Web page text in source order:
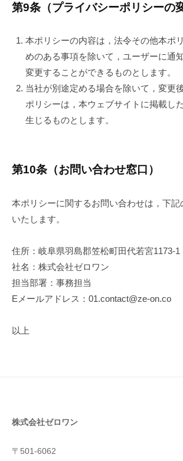
第9条（プライバシーポリシーの
本ポリシーの内容は，法令その他本ポ
めのある事項を除いて，ユーザーに通
変更することができるものとします。
当社が別途定める場合を除いて，変更
ポリシーは，本ウェブサイトに掲載し
生じるものとします。
第10条（お問い合わせ窓口）
本ポリシーに関するお問い合わせは，下記
いたします。
住所：岐阜県羽島郡笠松町田代若宮1173-1
社名：株式会社ゼロワン
担当部署：事務担当
Eメールアドレス：01.contact@ze-on.co
以上
株式会社ゼロワン
〒501-6062